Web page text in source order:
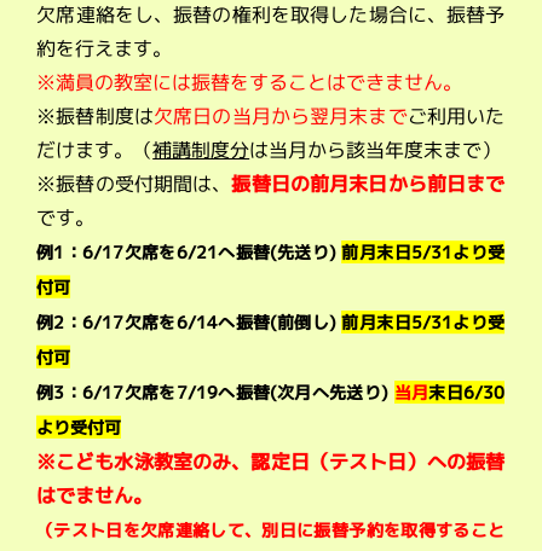
欠席連絡をし、振替の権利を取得した場合に、振替予
約を行えます。
※満員の教室には振替をすることはできません。
※振替制度は欠席日の当月から翌月末までご利用いた
だけます。（補講制度分は当月から該当年度末まで）
※振替の受付期間は、振替日の前月末日から前日まで
です。
例1：6/17欠席を6/21へ振替(先送り)前月末日5/31より受
付可
例2：6/17欠席を6/14へ振替(前倒し)前月末日5/31より受
付可
例3：6/17欠席を7/19へ振替(次月へ先送り) 当月末日6/30
より受付可
※こども水泳教室のみ、認定日（テスト日）への振替
はでません。
（テスト日を欠席連絡して、別日に振替予約を取得すること